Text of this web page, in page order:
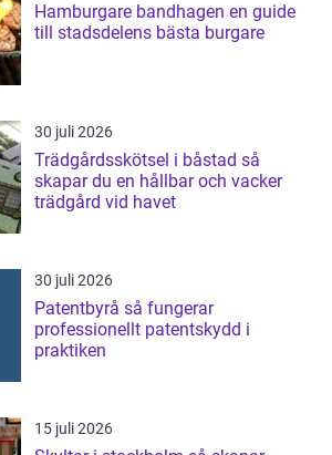
Hamburgare bandhagen en guide
till stadsdelens bästa burgare
30 juli 2026
Trädgårdsskötsel i båstad så
skapar du en hållbar och vacker
trädgård vid havet
30 juli 2026
Patentbyrå så fungerar
professionellt patentskydd i
praktiken
15 juli 2026